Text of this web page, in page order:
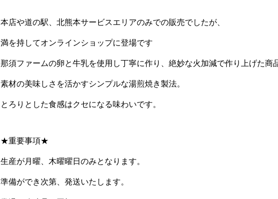
本店や道の駅、北熊本サービスエリアのみでの販売でしたが、
満を持してオンラインショップに登場です
那須ファームの卵と牛乳を使用し丁寧に作り、絶妙な火加減で作り上げた商
素材の美味しさを活かすシンプルな湯煎焼き製法。
とろりとした食感はクセになる味わいです。
★重要事項★
生産が月曜、木曜曜日のみとなります。
準備ができ次第、発送いたします。